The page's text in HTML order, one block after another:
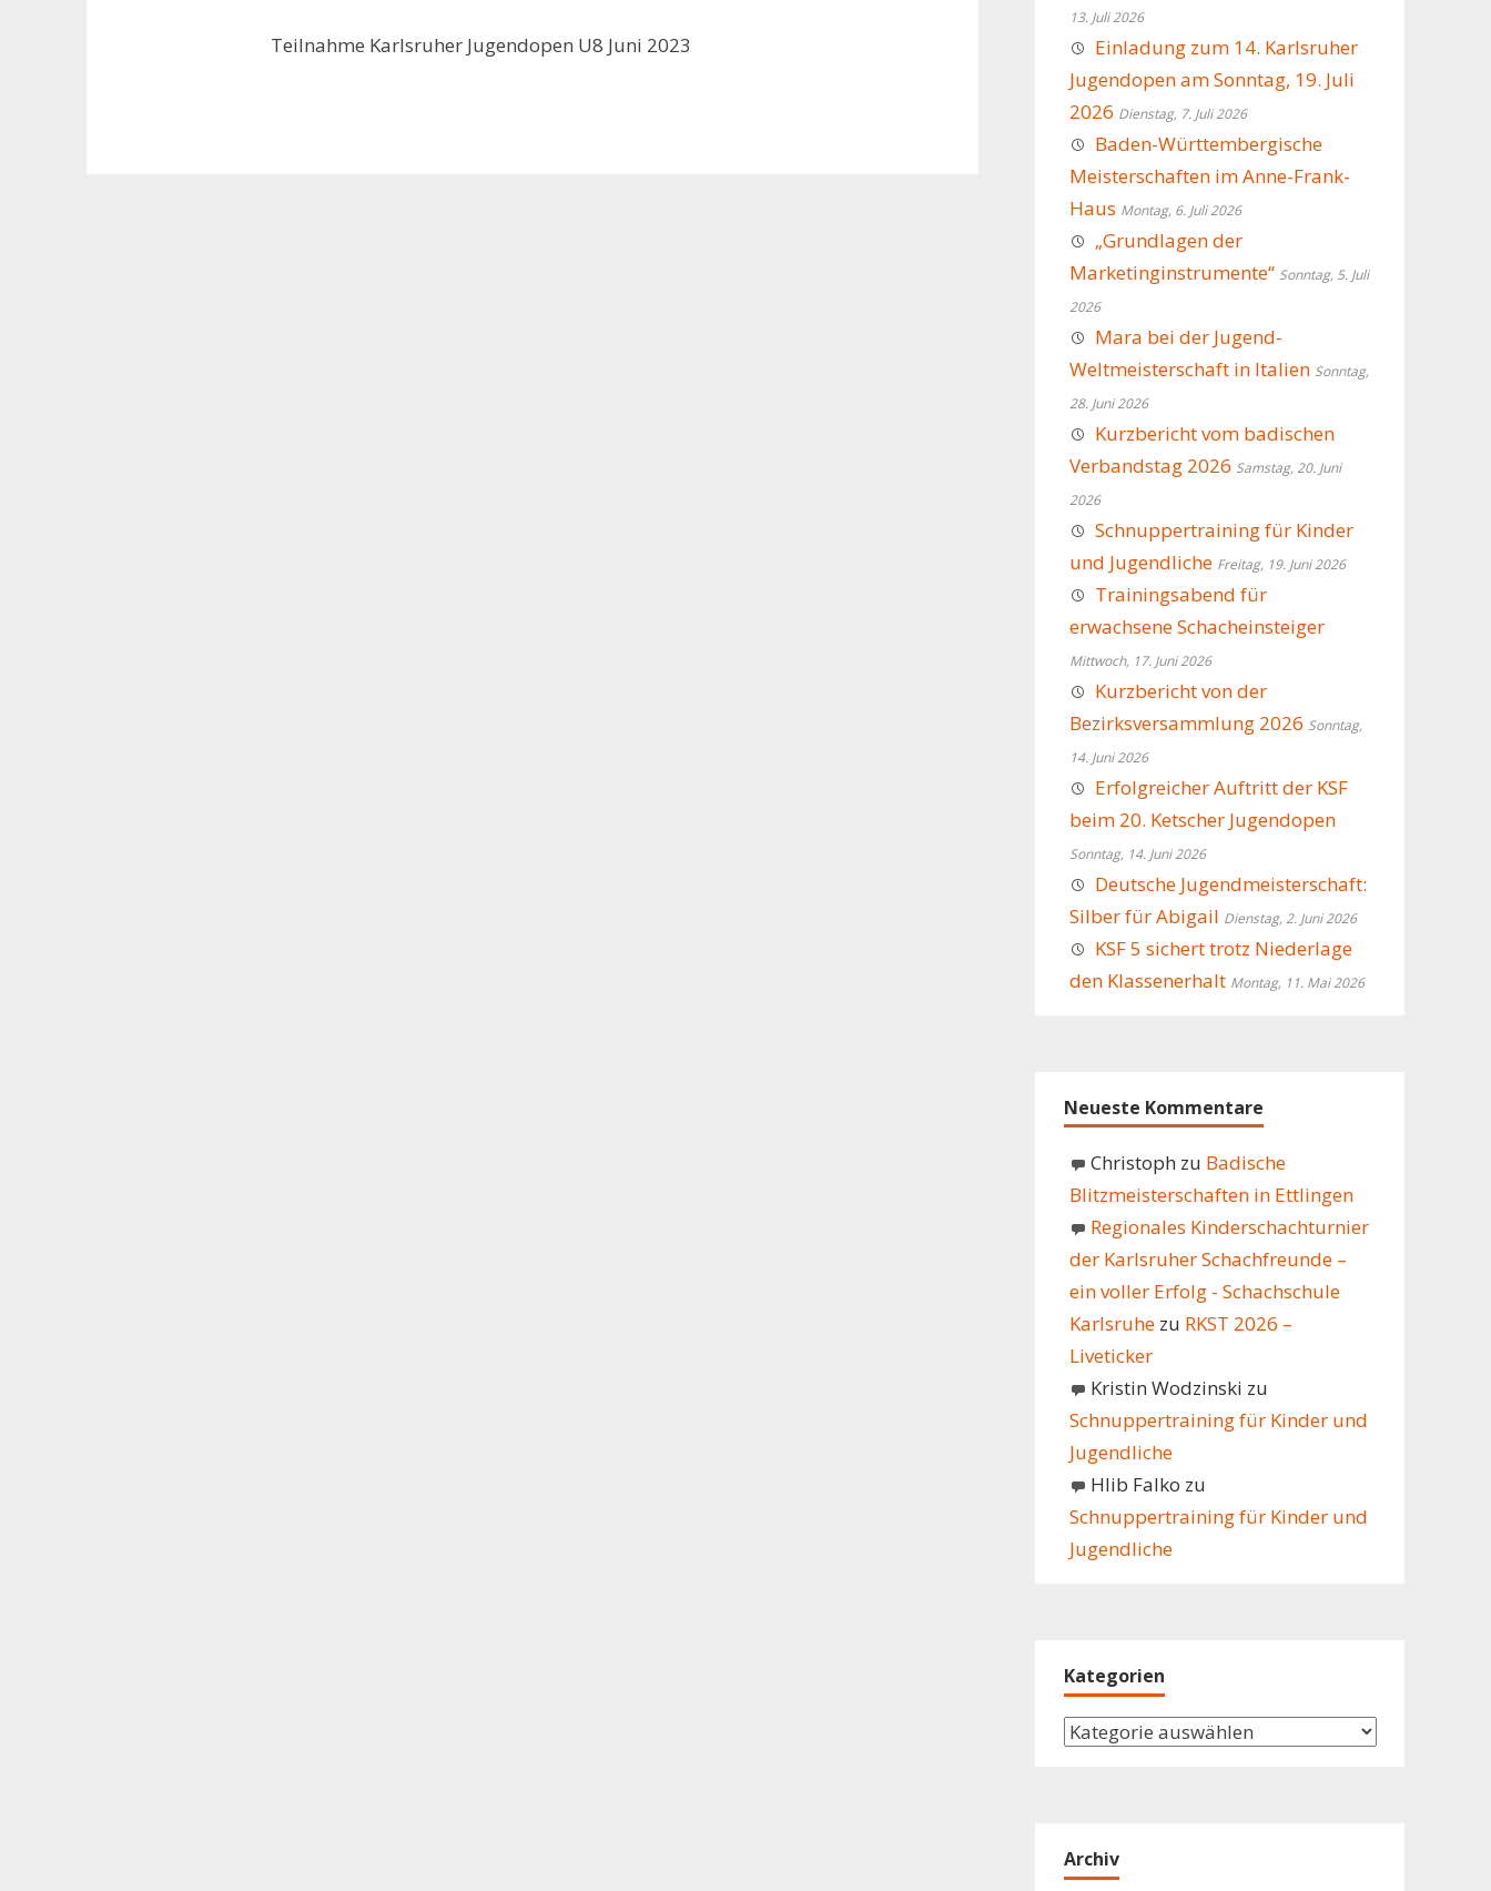
Teilnahme Karlsruher Jugendopen U8 Juni 2023
13. Juli 2026
Einladung zum 14. Karlsruher
Jugendopen am Sonntag, 19. Juli
2026 Dienstag, 7. Juli 2026
Baden-Württembergische
Meisterschaften im Anne-Frank-
Haus Montag, 6. Juli 2026
„Grundlagen der
Marketinginstrumente“ Sonntag, 5. Juli
2026
Mara bei der Jugend-
Weltmeisterschaft in Italien Sonntag,
28. Juni 2026
Kurzbericht vom badischen
Verbandstag 2026 Samstag, 20. Juni
2026
Schnuppertraining für Kinder
und Jugendliche Freitag, 19. Juni 2026
Trainingsabend für
erwachsene Schacheinsteiger
Mittwoch, 17. Juni 2026
Kurzbericht von der
Bezirksversammlung 2026 Sonntag,
14. Juni 2026
Erfolgreicher Auftritt der KSF
beim 20. Ketscher Jugendopen
Sonntag, 14. Juni 2026
Deutsche Jugendmeisterschaft:
Silber für Abigail Dienstag, 2. Juni 2026
KSF 5 sichert trotz Niederlage
den Klassenerhalt Montag, 11. Mai 2026
Neueste Kommentare
Christoph zu Badische
Blitzmeisterschaften in Ettlingen
Regionales Kinderschachturnier
der Karlsruher Schachfreunde –
ein voller Erfolg - Schachschule
Karlsruhezu RKST 2026 –
Liveticker
Kristin Wodzinski zu
Schnuppertraining für Kinder und
Jugendliche
Hlib Falko zu
Schnuppertraining für Kinder und
Jugendliche
Kategorien
Kategorien
Archiv